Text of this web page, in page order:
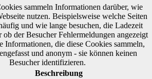
sammeln Informationen darüber, wie
nutzen. Beispielsweise welche Seiten
und wie lange besuchen, die Ladezeit
ob der Besucher Fehlermeldungen angezeigt
Informationen, die diese Cookies sammeln,
und anonym - sie können keinen
Besucher identifizieren.
Beschreibung